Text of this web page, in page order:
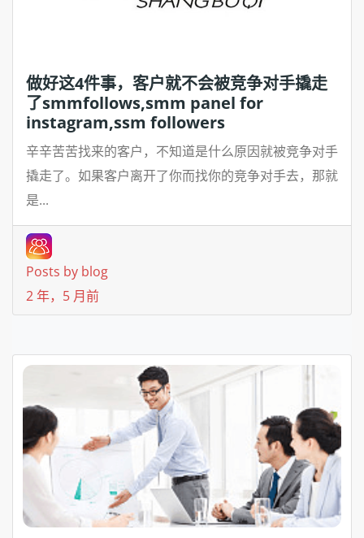
做好这4件事，客户就不会被竞争对手撬走
了smmfollows,smm panel for
instagram,ssm followers
辛辛苦苦找来的客户，不知道是什么原因就被竞争对手
撬走了。如果客户离开了你而找你的竞争对手去，那就
是...
Posts by blog
2 年，5 月前